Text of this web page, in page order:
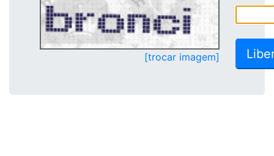
[trocar imagem]